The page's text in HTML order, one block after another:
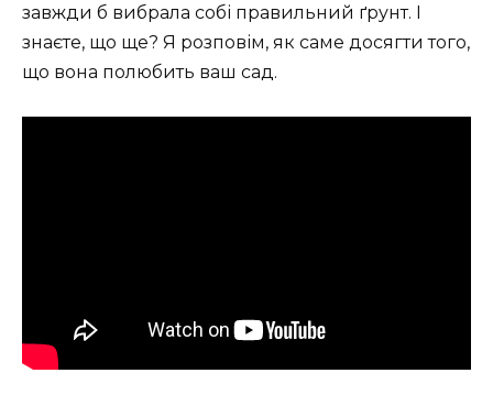
завжди б вибрала собі правильний ґрунт. І
знаєте, що ще? Я розповім, як саме досягти того,
що вона полюбить ваш сад.